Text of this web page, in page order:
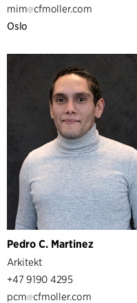
mim
cfmoller.com
Oslo
Pedro C. Martinez
Arkitekt
+47 9190 4295
pcm
cfmoller.com